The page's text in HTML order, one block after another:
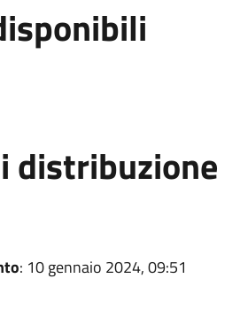
distribuzione
: 10 gennaio 2024, 09:51